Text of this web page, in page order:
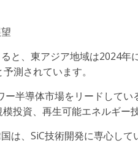
と、東アジア地域は2024年
測されています。
ー半導体市場をリードして
投資、再生可能エネルギー
は、SiC技術開発に専心し